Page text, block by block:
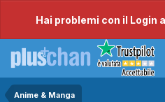
Hai problemi con il Login
Anime & Manga